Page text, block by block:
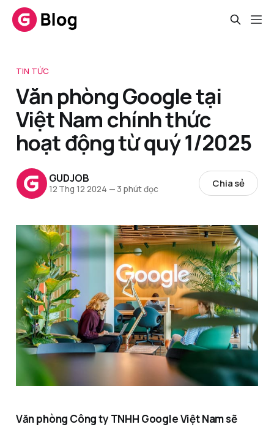
TIN TỨC
Văn phòng Google tại
Việt Nam chính thức
hoạt động từ quý 1/2025
GUDJOB
12 Thg 12 2024 — 3 phút đọc Chia sẻ
Văn phòng Công ty TNHH Google Việt Nam sẽ